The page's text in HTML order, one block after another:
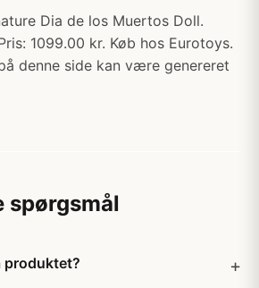
Dia de los Muertos Doll.
1099.00 kr. Køb hos Eurotoys.
denne side kan være genereret
spørgsmål
produktet?